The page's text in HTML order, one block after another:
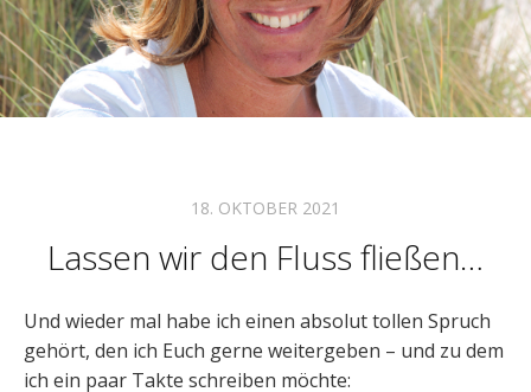
18. OKTOBER 2021
Lassen wir den Fluss fließen…
Und wieder mal habe ich einen absolut tollen Spruch
gehört, den ich Euch gerne weitergeben – und zu dem
ich ein paar Takte schreiben möchte: